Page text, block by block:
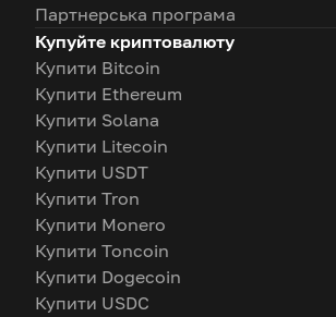
Партнерська програма
Купуйте криптовалюту
Купити Bitcoin
Купити Ethereum
Купити Solana
Купити Litecoin
Купити USDT
Купити Tron
Купити Monero
Купити Toncoin
Купити Dogecoin
Купити USDC